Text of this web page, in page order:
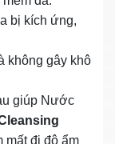
bị kích ứng,
không gây khô
giúp Nước
mất đi độ ẩm